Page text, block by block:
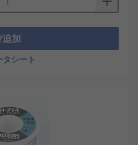
追加
タシート